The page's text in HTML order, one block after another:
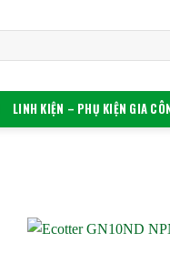
LINH KIỆN – PHỤ KIỆN GIA